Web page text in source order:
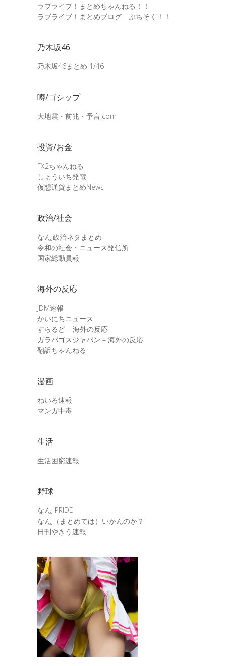
ラブライブ！まとめちゃんねる！！
ラブライブ！まとめブログ ぷちそく！！
乃木坂46
乃木坂46まとめ 1/46
噂/ゴシップ
大地震・前兆・予言.com
投資/お金
FX2ちゃんねる
しょういち発電
仮想通貨まとめNews
政治/社会
なんJ政治ネタまとめ
令和の社会・ニュース発信所
国家総動員報
海外の反応
JDM速報
かいにちニュース
すらるど – 海外の反応
ガラパゴスジャパン – 海外の反応
翻訳ちゃんねる
漫画
ねいろ速報
マンガ中毒
生活
生活困窮速報
野球
なんJ PRIDE
なんJ（まとめては）いかんのか？
日刊やきう速報